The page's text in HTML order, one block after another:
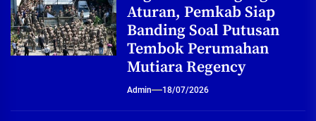
Aturan, Pemkab Siap
Banding Soal Putusan
Tembok Perumahan
Mutiara Regency
Admin 18/07/2026